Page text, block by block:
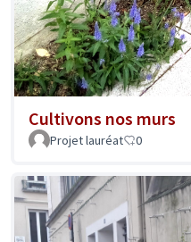
Cultivons nos murs
Projet lauréat 0